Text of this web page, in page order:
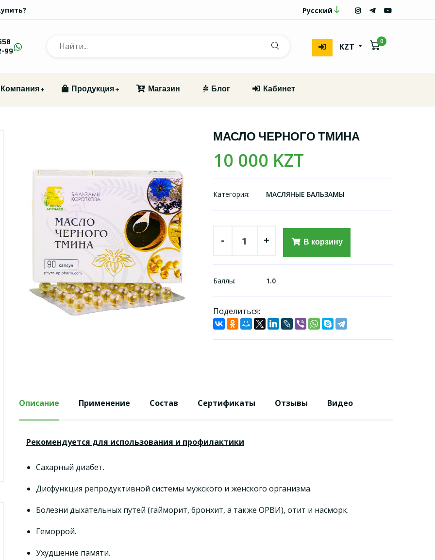
Русский
99
KZT
0
Продукция Магазин Блог Кабинет
МАСЛО ЧЕРНОГО ТМИНА
10 000 KZT
Категория: МАСЛЯНЫЕ БАЛЬЗАМЫ
- + В корзину
Баллы: 1.0
Поделиться:
Описание Применение Состав Сертификаты Отзывы Видео
Рекомендуется для использования и профилактики
Сахарный диабет.
Дисфункция репродуктивной системы мужского и женского организма.
Болезни дыхательных путей (гайморит, бронхит, а также ОРВИ), отит и насморк.
Геморрой.
Ухудшение памяти.